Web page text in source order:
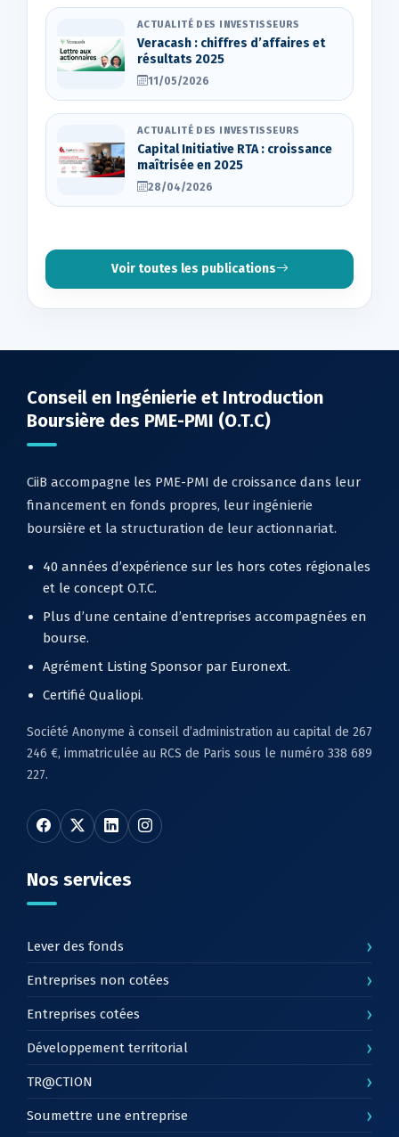
ACTUALITÉ DES INVESTISSEURS
Veracash : chiffres d’affaires et
résultats 2025
11/05/2026
ACTUALITÉ DES INVESTISSEURS
Capital Initiative RTA : croissance
maîtrisée en 2025
28/04/2026
Voir toutes les publications
Conseil en Ingénierie et Introduction
Boursière des PME-PMI (O.T.C)
CiiB accompagne les PME-PMI de croissance dans leur
financement en fonds propres, leur ingénierie
boursière et la structuration de leur actionnariat.
40 années d’expérience sur les hors cotes régionales
et le concept O.T.C.
Plus d’une centaine d’entreprises accompagnées en
bourse.
Agrément Listing Sponsor par Euronext.
Certifié Qualiopi.
Société Anonyme à conseil d’administration au capital de 267
246 €, immatriculée au RCS de Paris sous le numéro 338 689
227.
Nos services
Lever des fonds ›
Entreprises non cotées ›
Entreprises cotées ›
Développement territorial ›
TR@CTION ›
Soumettre une entreprise ›